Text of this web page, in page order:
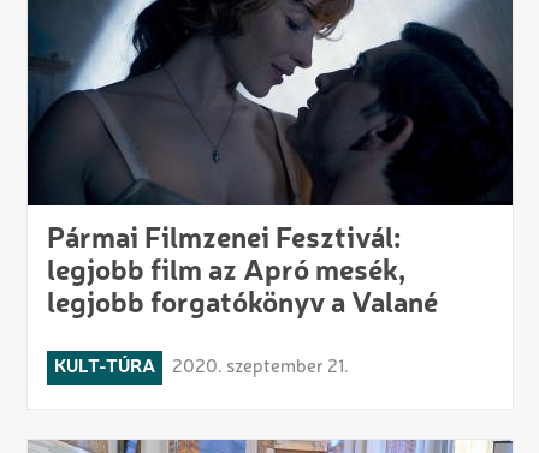
Pármai Filmzenei Fesztivál:
legjobb film az Apró mesék,
legjobb forgatókönyv a Valané
KULT-TÚRA 2020. szeptember 21.